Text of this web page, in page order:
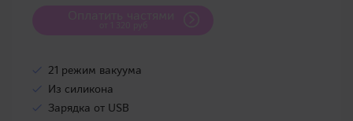
21 режим вакуума
Из силикона
Зарядка от USB